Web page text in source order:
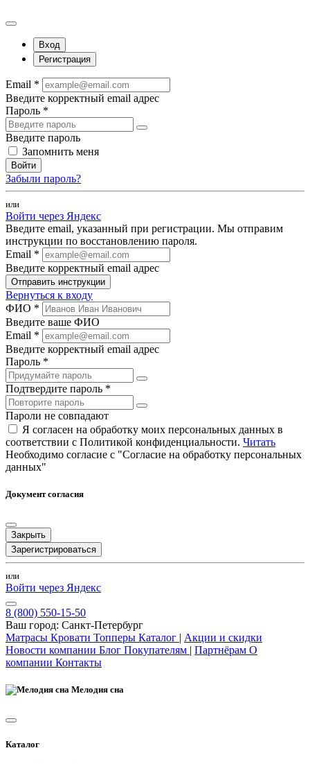
Вход
Регистрация
Email *
Введите корректный email адрес
Пароль *
Введите пароль
Запомнить меня
Войти
Забыли пароль?
или
Войти через Яндекс
Введите email, указанный при регистрации. Мы отправим
инструкции по восстановлению пароля.
Email *
Введите корректный email адрес
Отправить инструкции
Вернуться к входу
ФИО *
Введите ваше ФИО
Email *
Введите корректный email адрес
Пароль *
Подтвердите пароль *
Пароли не совпадают
Я согласен на обработку моих персональных данных в
соответствии с Политикой конфиденциальности. Читать
Необходимо согласие с "Согласие на обработку персональных
данных"
Документ согласия
Закрыть
Зарегистрироваться
или
Войти через Яндекс
8 (800) 550-15-50
Ваш город: Санкт-Петербург
Матрасы Кровати Топперы Каталог | Акции и скидки
Новости компании Блог Покупателям | Партнёрам О
компании Контакты
Мелодия сна
Каталог